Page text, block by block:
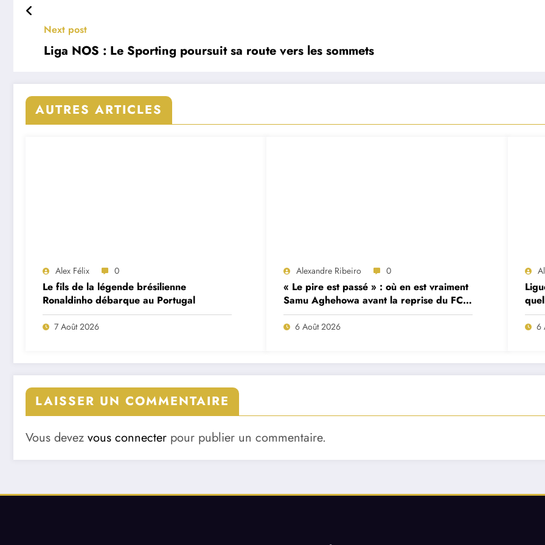
Next post
Liga NOS : Le Sporting poursuit sa route vers les sommets
AUTRES ARTICLES
Alex Félix 0
Le fils de la légende brésilienne
Ronaldinho débarque au Portugal
7 Août 2026
Alexandre Ribeiro 0
« Le pire est passé » : où en est vraiment
Samu Aghehowa avant la reprise du FC
Porto ?
6 Août 2026 6
LAISSER UN COMMENTAIRE
Vous devez vous connecter pour publier un commentaire.